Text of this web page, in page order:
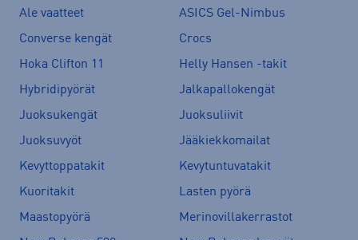
Ale vaatteet
ASICS Gel-Nimbus
Converse kengät
Crocs
Hoka Clifton 11
Helly Hansen -takit
Hybridipyörät
Jalkapallokengät
Juoksukengät
Juoksuliivit
Juoksuvyöt
Jääkiekkomailat
Kevyttoppatakit
Kevytuntuvatakit
Kuoritakit
Lasten pyörä
Maastopyörä
Merinovillakerrastot